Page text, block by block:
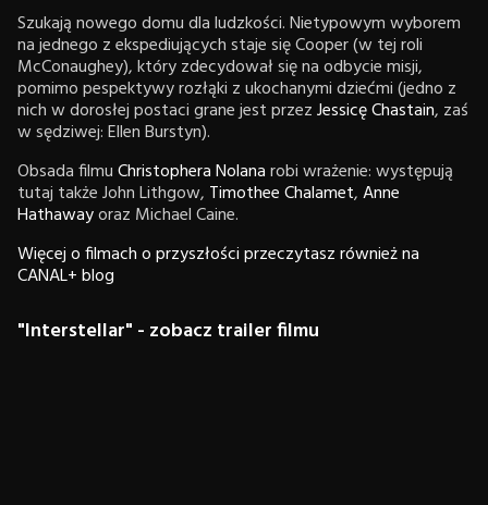
Szukają nowego domu dla ludzkości. Nietypowym wyborem
na jednego z ekspediujących staje się Cooper (w tej roli
McConaughey), który zdecydował się na odbycie misji,
pomimo pespektywy rozłąki z ukochanymi dziećmi (jedno z
nich w dorosłej postaci grane jest przezJessicę Chastain, zaś
w sędziwej: Ellen Burstyn).
Obsada filmuChristophera Nolanarobi wrażenie: występują
tutaj także John Lithgow, Timothee Chalamet,Anne
Hathawayoraz Michael Caine.
Więcej o filmach o przyszłości przeczytasz również na
CANAL+ blog
"Interstellar" - zobacz trailer filmu